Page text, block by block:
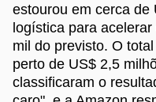
estourou em cerca de
logística para
mil do previsto. O
perto de US$ 2,5
classificaram o